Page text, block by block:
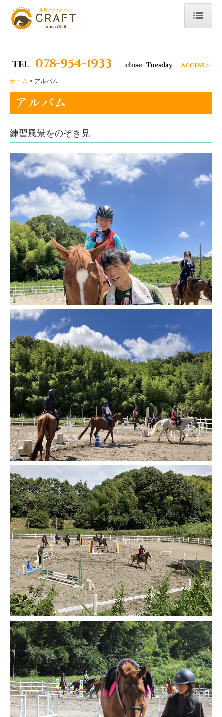
はじめての方へ
乗馬の魅力
様々な効果・目的
体験乗馬のご案内
体験プラン
メンバー体験
レッスンカリキュラム
初心者クラス
初級クラス
中級クラス
上級クラス
料金表
お知らせ
お知らせ一覧
堆肥原料について
アルバム
よくある質問
TEL 078-954-1933 close Tuesday Access＞
ホーム アルバム
アルバム
練習風景をのぞき見